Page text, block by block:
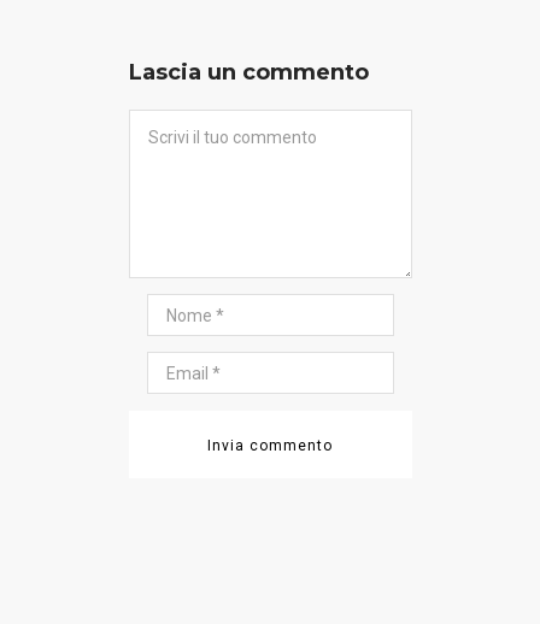
Lascia un commento